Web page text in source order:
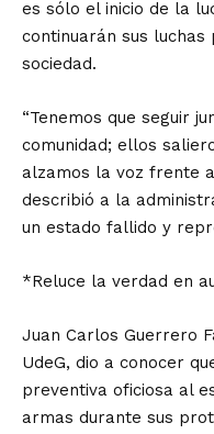
es sólo el inicio de la
continuarán sus
sociedad.
“Tenemos que seguir
comunidad; ellos
alzamos la voz frente
describió a la
un estado fallido y
*Reluce la verdad en
Juan Carlos Guerrero
UdeG, dio a conocer
preventiva oficiosa al
armas durante sus